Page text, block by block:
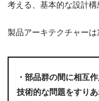
考える、基本的な設計構
製品アーキテクチャーは
・部品群の間に相互
技術的な問題をすり